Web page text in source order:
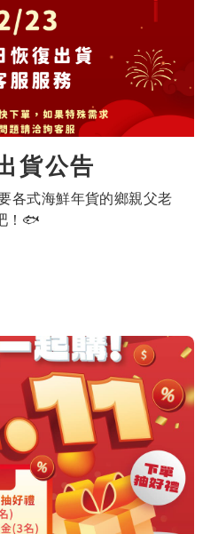
貨公告
各式海鮮年貨的鄉親父老
！🐟